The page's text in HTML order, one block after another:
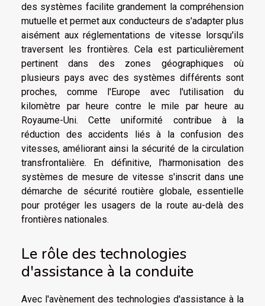
des systèmes facilite grandement la compréhension
mutuelle et permet aux conducteurs de s'adapter plus
aisément aux réglementations de vitesse lorsqu'ils
traversent les frontières. Cela est particulièrement
pertinent dans des zones géographiques où
plusieurs pays avec des systèmes différents sont
proches, comme l'Europe avec l'utilisation du
kilomètre par heure contre le mile par heure au
Royaume-Uni. Cette uniformité contribue à la
réduction des accidents liés à la confusion des
vitesses, améliorant ainsi la sécurité de la circulation
transfrontalière. En définitive, l'harmonisation des
systèmes de mesure de vitesse s'inscrit dans une
démarche de sécurité routière globale, essentielle
pour protéger les usagers de la route au-delà des
frontières nationales.
Le rôle des technologies
d'assistance à la conduite
Avec l'avènement des technologies d'assistance à la